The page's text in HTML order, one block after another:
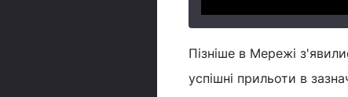
Пізніше в Мережі
успішні прильоти в